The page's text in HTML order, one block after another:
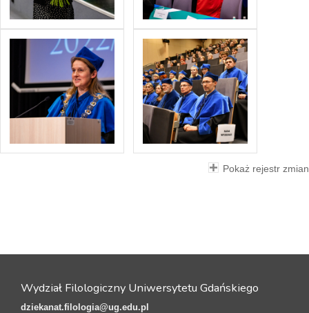
Pokaż rejestr zmian
Wydział Filologiczny Uniwersytetu Gdańskiego
dziekanat.filologia@ug.edu.pl